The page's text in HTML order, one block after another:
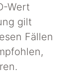
Wert
gilt
Fällen